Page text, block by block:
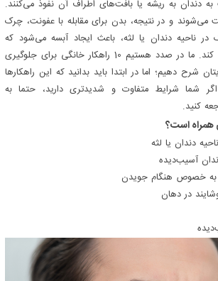
دندان به ریشه یا بافت‌های اطراف آن نفوذ می‌کنند.
می‌شوند و در نتیجه، بدن برای مقابله با عفونت، چرک
ناحیه دندان یا لثه، باعث ایجاد آبسه می‌شود که
می‌تواند درد و تورم ایجاد کند. ما در صدد هستیم 10 راهکار خانگی برای جلوگیری
شرح دهیم؛ اما در ابتدا باید بدانید که این راهکارها
شما شرایط متفاوت و شدیدتری دارید، حتما به
کنید.
همراه است؟
دندان یا لثه
آسیب‌دیده
به خصوص هنگام جویدن
در دهان